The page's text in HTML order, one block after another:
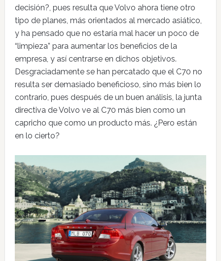
decisión?, pues resulta que Volvo ahora tiene otro
tipo de planes, más orientados al mercado asiático,
y ha pensado que no estaría mal hacer un poco de
“limpieza” para aumentar los beneficios de la
empresa, y así centrarse en dichos objetivos.
Desgraciadamente se han percatado que el C70 no
resulta ser demasiado beneficioso, sino más bien lo
contrario, pues después de un buen análisis, la junta
directiva de Volvo ve al C70 más bien como un
capricho que como un producto más. ¿Pero están
en lo cierto?